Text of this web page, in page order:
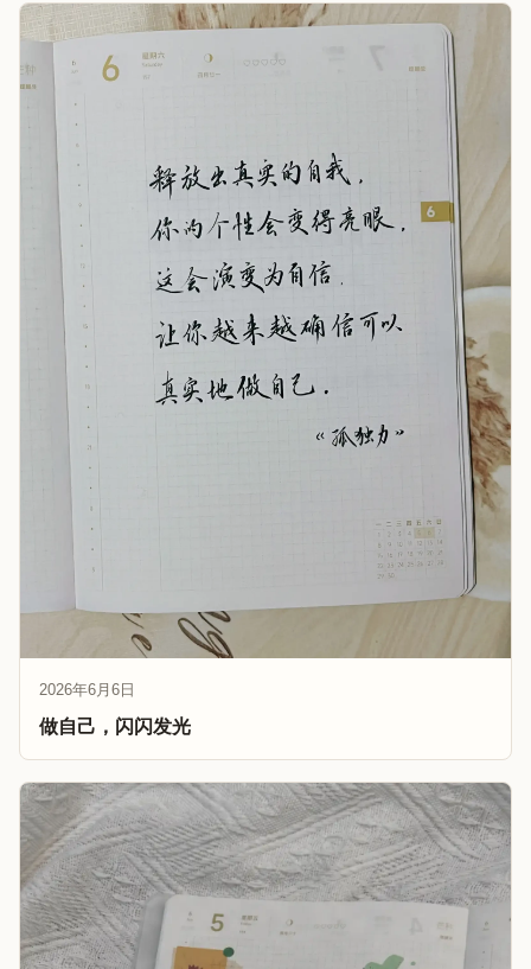
2026年6月6日
做自己，闪闪发光